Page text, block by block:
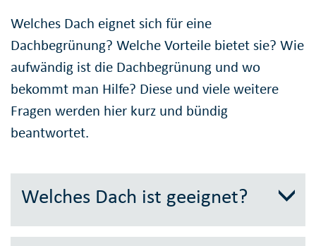
Welches Dach eignet sich für eine
Dachbegrünung? Welche Vorteile bietet sie? Wie
aufwändig ist die Dachbegrünung und wo
bekommt man Hilfe? Diese und viele weitere
Fragen werden hier kurz und bündig
beantwortet.
Welches Dach ist geeignet?